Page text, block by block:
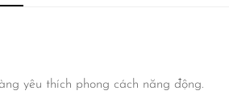
yêu thích phong cách năng động.